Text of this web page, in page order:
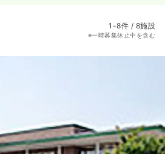
1-8件 / 8施設
※一時募集休止中を含む